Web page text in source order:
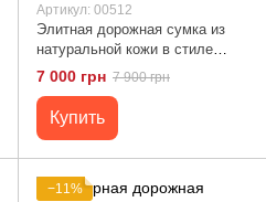
Артикул: 00512
Элитная дорожная сумка из
натуральной кожи в стиле
ВИНТАЖ Manufatto 00512
7 000 грн 7 900 грн
Купить
−11%